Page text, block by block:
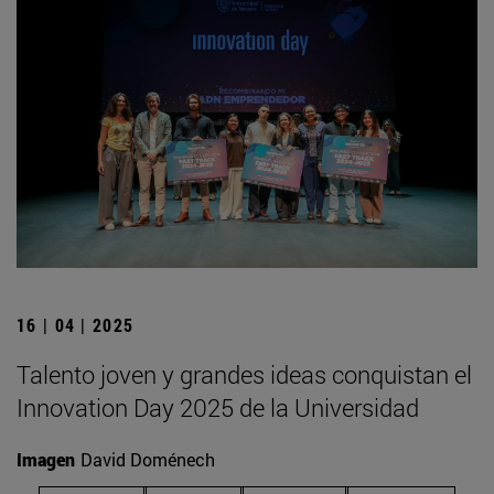
16 | 04 | 2025
Talento joven y grandes ideas conquistan el
Innovation Day 2025 de la Universidad
Imagen David Doménech